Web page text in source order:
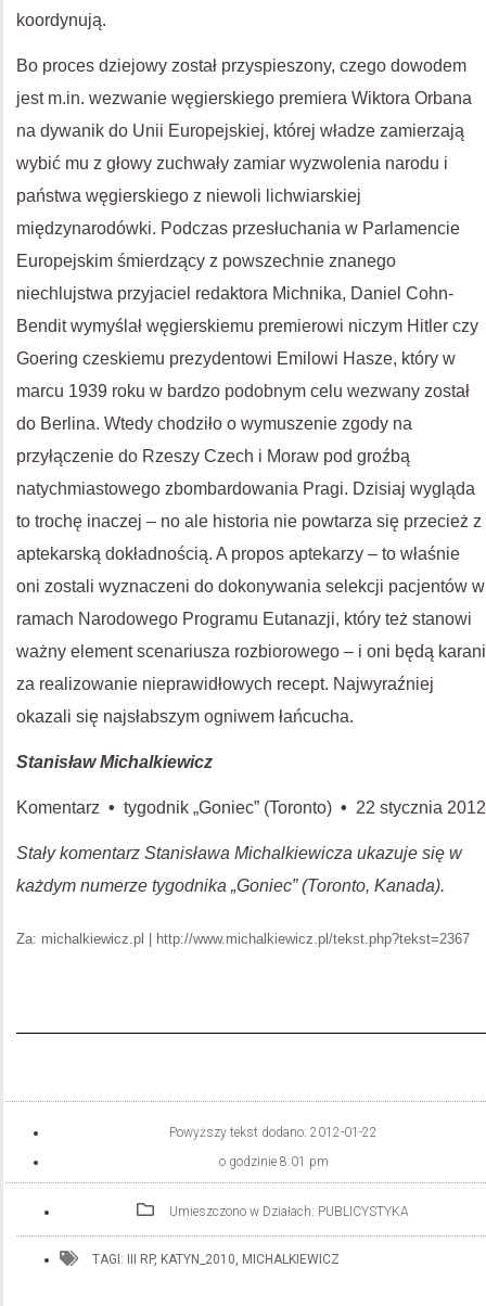
koordynują.
Bo proces dziejowy został przyspieszony, czego dowodem
jest m.in. wezwanie węgierskiego premiera Wiktora Orbana
na dywanik do Unii Europejskiej, której władze zamierzają
wybić mu z głowy zuchwały zamiar wyzwolenia narodu i
państwa węgierskiego z niewoli lichwiarskiej
międzynarodówki. Podczas przesłuchania w Parlamencie
Europejskim śmierdzący z powszechnie znanego
niechlujstwa przyjaciel redaktora Michnika, Daniel Cohn-
Bendit wymyślał węgierskiemu premierowi niczym Hitler czy
Goering czeskiemu prezydentowi Emilowi Hasze, który w
marcu 1939 roku w bardzo podobnym celu wezwany został
do Berlina. Wtedy chodziło o wymuszenie zgody na
przyłączenie do Rzeszy Czech i Moraw pod groźbą
natychmiastowego zbombardowania Pragi. Dzisiaj wygląda
to trochę inaczej – no ale historia nie powtarza się przecież z
aptekarską dokładnością. A propos aptekarzy – to właśnie
oni zostali wyznaczeni do dokonywania selekcji pacjentów w
ramach Narodowego Programu Eutanazji, który też stanowi
ważny element scenariusza rozbiorowego – i oni będą karani
za realizowanie nieprawidłowych recept. Najwyraźniej
okazali się najsłabszym ogniwem łańcucha.
Stanisław Michalkiewicz
Komentarz • tygodnik „Goniec” (Toronto) • 22 stycznia 2012
Stały komentarz Stanisława Michalkiewicza ukazuje się w
każdym numerze tygodnika „Goniec” (Toronto, Kanada).
Za: michalkiewicz.pl | http://www.michalkiewicz.pl/tekst.php?tekst=2367
Powyższy tekst dodano: 2012-01-22
o godzinie 8:01 pm
Umieszczono w Działach: PUBLICYSTYKA
TAGI: III RP, KATYN_2010, MICHALKIEWICZ